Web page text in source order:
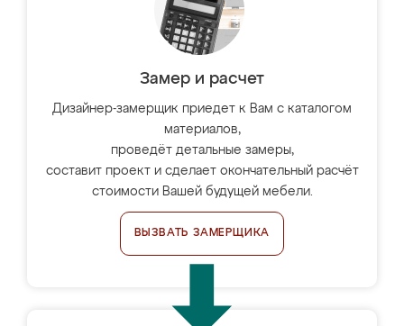
Замер и расчет
Дизайнер-замерщик приедет к Вам с каталогом
материалов,
проведёт детальные замеры,
составит проект и сделает окончательный расчёт
стоимости Вашей будущей мебели.
ВЫЗВАТЬ ЗАМЕРЩИКА